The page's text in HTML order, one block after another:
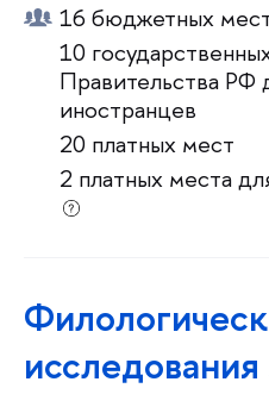
16 бюджетных
10
Правительства РФ
иностранцев
20 платных мест
2 платных места
исследования